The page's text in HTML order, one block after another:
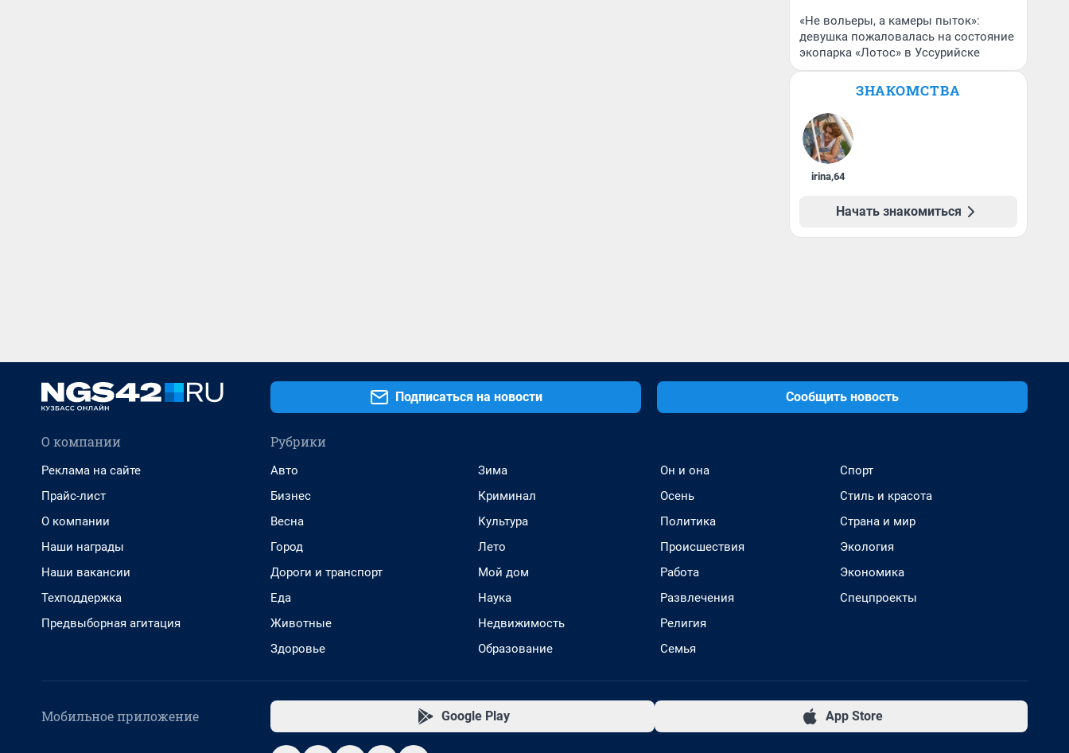
«Не вольеры, а камеры пыток»:
девушка пожаловалась на состояние
экопарка «Лотос» в Уссурийске
ЗНАКОМСТВА
irina,64
Начать знакомиться
Подписаться на новости Сообщить новость
О компании
Реклама на сайте
Прайс-лист
О компании
Наши награды
Наши вакансии
Техподдержка
Предвыборная агитация
Рубрики
Авто
Бизнес
Весна
Город
Дороги и транспорт
Еда
Животные
Здоровье
Зима
Криминал
Культура
Лето
Мой дом
Наука
Недвижимость
Образование
Он и она
Осень
Политика
Происшествия
Работа
Развлечения
Религия
Семья
Спорт
Стиль и красота
Страна и мир
Экология
Экономика
Спецпроекты
Мобильное приложение Google Play App Store